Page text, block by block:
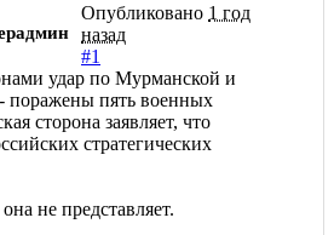
Опубликовано 1 год
назад
#1
удар по Мурманской и
поражены пять военных
сторона заявляет, что
стратегических
не представляет.